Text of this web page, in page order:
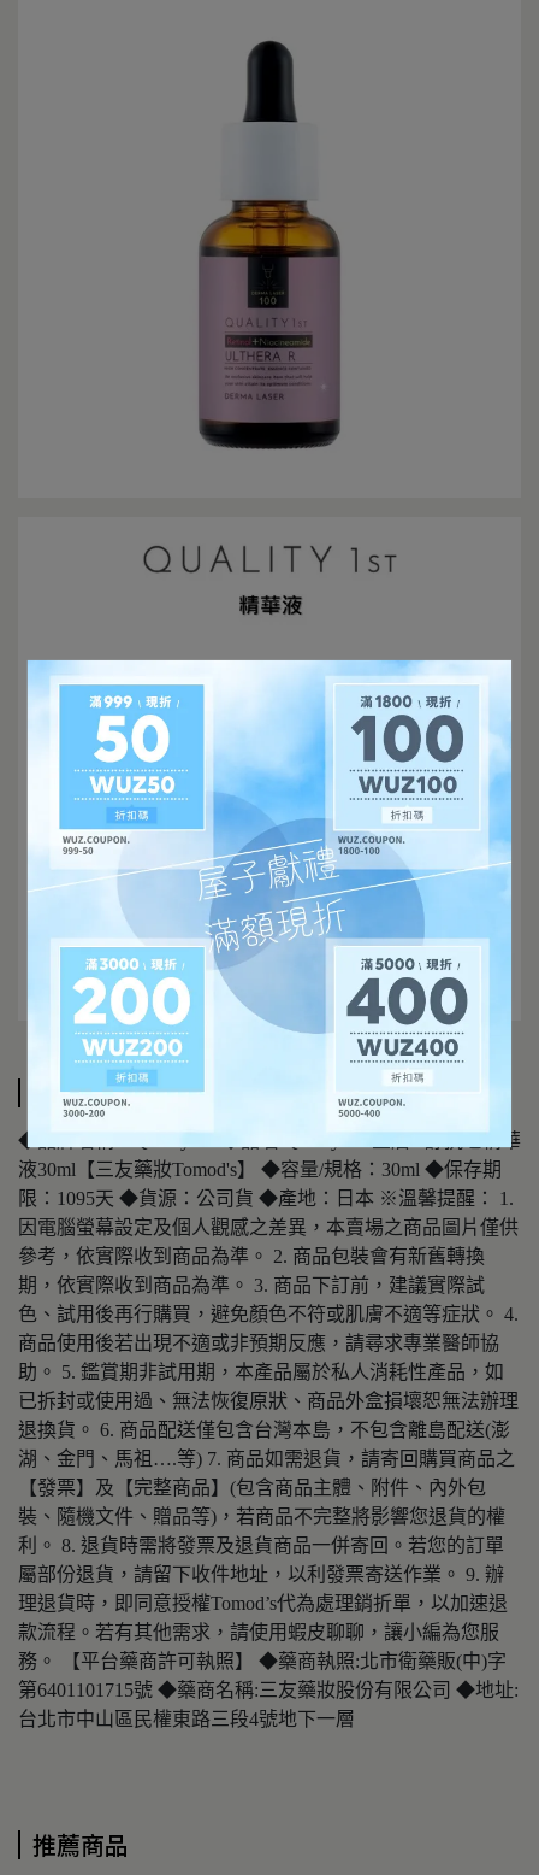
規格說明
◆品牌名稱：Quality 1st ◆品名:Quality 1st 皇后A醇抗老精華
液30ml【三友藥妝Tomod's】 ◆容量/規格：30ml ◆保存期
限：1095天 ◆貨源：公司貨 ◆產地：日本 ※溫馨提醒： 1.
因電腦螢幕設定及個人觀感之差異，本賣場之商品圖片僅供
參考，依實際收到商品為準。 2. 商品包裝會有新舊轉換
期，依實際收到商品為準。 3. 商品下訂前，建議實際試
色、試用後再行購買，避免顏色不符或肌膚不適等症狀。 4.
商品使用後若出現不適或非預期反應，請尋求專業醫師協
助。 5. 鑑賞期非試用期，本產品屬於私人消耗性產品，如
已拆封或使用過、無法恢復原狀、商品外盒損壞恕無法辦理
退換貨。 6. 商品配送僅包含台灣本島，不包含離島配送(澎
湖、金門、馬祖….等) 7. 商品如需退貨，請寄回購買商品之
【發票】及【完整商品】(包含商品主體、附件、內外包
裝、隨機文件、贈品等)，若商品不完整將影響您退貨的權
利。 8. 退貨時需將發票及退貨商品一併寄回。若您的訂單
屬部份退貨，請留下收件地址，以利發票寄送作業。 9. 辦
理退貨時，即同意授權Tomod’s代為處理銷折單，以加速退
款流程。若有其他需求，請使用蝦皮聊聊，讓小編為您服
務。 【平台藥商許可執照】 ◆藥商執照:北市衛藥販(中)字
第6401101715號 ◆藥商名稱:三友藥妝股份有限公司 ◆地址:
台北市中山區民權東路三段4號地下一層
推薦商品